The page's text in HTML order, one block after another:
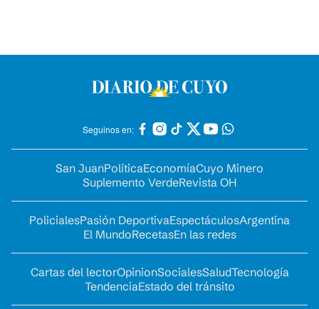
Seguinos en:
San JuanPolíticaEconomíaCuyo Minero
Suplemento VerdeRevista OH
PolicialesPasión DeportivaEspectáculosArgentina
El MundoRecetasEn las redes
Cartas del lectorOpinionSocialesSaludTecnología
TendenciaEstado del tránsito